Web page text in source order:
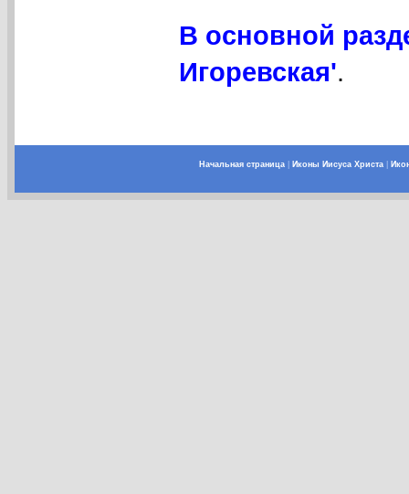
В основной
Игоревская'.
Начальная страница| Иконы Иисуса Христа|